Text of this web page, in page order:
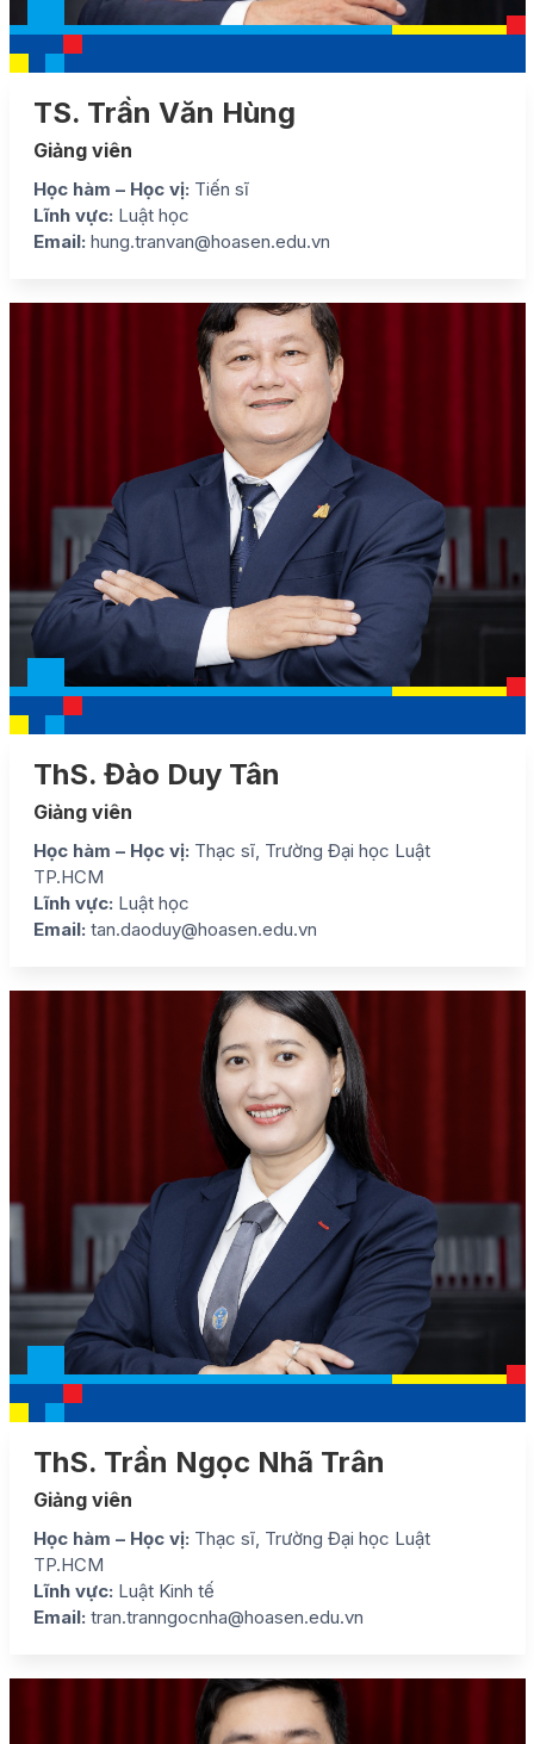
TS. Trần Văn Hùng
Giảng viên
Học hàm – Học vị: Tiến sĩ
Lĩnh vực: Luật học
Email: hung.tranvan@hoasen.edu.vn
ThS. Đào Duy Tân
Giảng viên
Học hàm – Học vị: Thạc sĩ, Trường Đại học Luật
TP.HCM
Lĩnh vực: Luật học
Email: tan.daoduy@hoasen.edu.vn
ThS. Trần Ngọc Nhã Trân
Giảng viên
Học hàm – Học vị: Thạc sĩ, Trường Đại học Luật
TP.HCM
Lĩnh vực: Luật Kinh tế
Email: tran.tranngocnha@hoasen.edu.vn